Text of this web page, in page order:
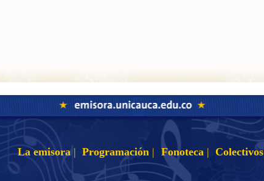
La emisora | Programación | Fonoteca | Colectivos